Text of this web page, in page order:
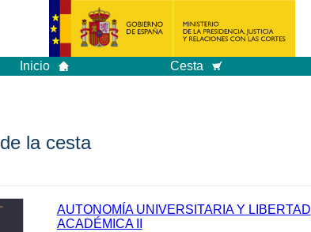
Inicio Cesta
la cesta
AUTONOMÍA UNIVERSITARIA Y LIBERTAD
ACADÉMICA II